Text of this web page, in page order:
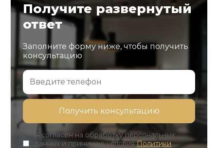
Получите развернутый
ответ
Заполните форму ниже, чтобы получить
консультацию
Я согласен на обработку персональных
данных и принимаю условияПолитики